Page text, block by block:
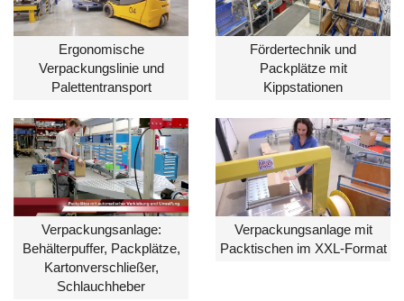
Ergonomische
Verpackungslinie und
Palettentransport
Fördertechnik und
Packplätze mit
Kippstationen
Verpackungsanlage:
Behälterpuffer, Packplätze,
Kartonverschließer,
Schlauchheber
Verpackungsanlage mit
Packtischen im XXL-Format